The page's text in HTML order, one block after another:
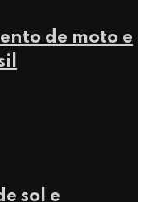
de moto e
sol e